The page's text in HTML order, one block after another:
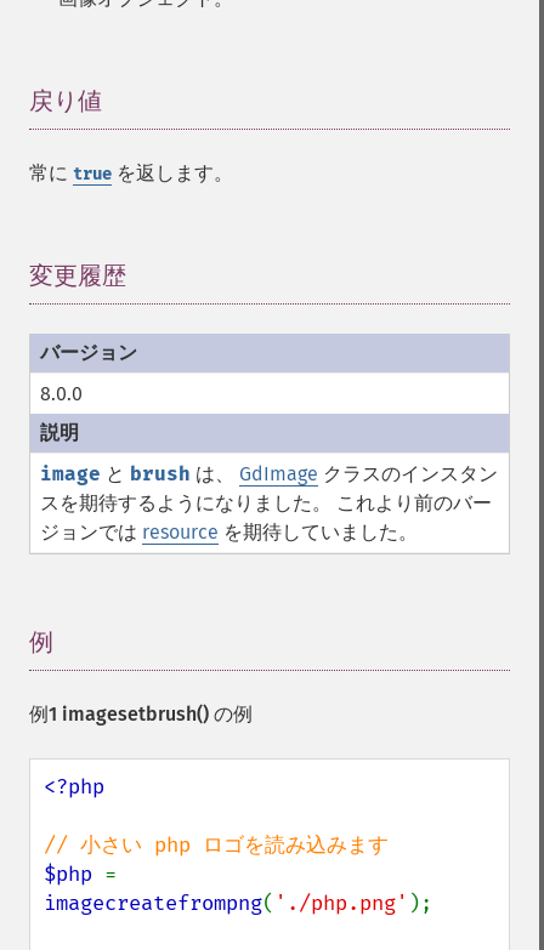
戻り値
常に true を返します。
変更履歴
8.0.0
image と brush は、 GdImage クラスのインスタン
スを期待するようになりました。 これより前のバー
ジョンでは resource を期待していました。
例
例1 imagesetbrush() の例
<?php
$php
imagecreatefrompng( './php.png' );